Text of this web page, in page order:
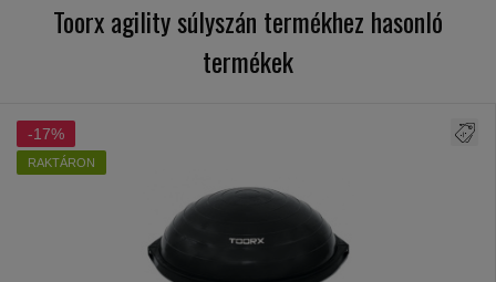
Toorx agility súlyszán termékhez hasonló
termékek
-17%
RAKTÁRON